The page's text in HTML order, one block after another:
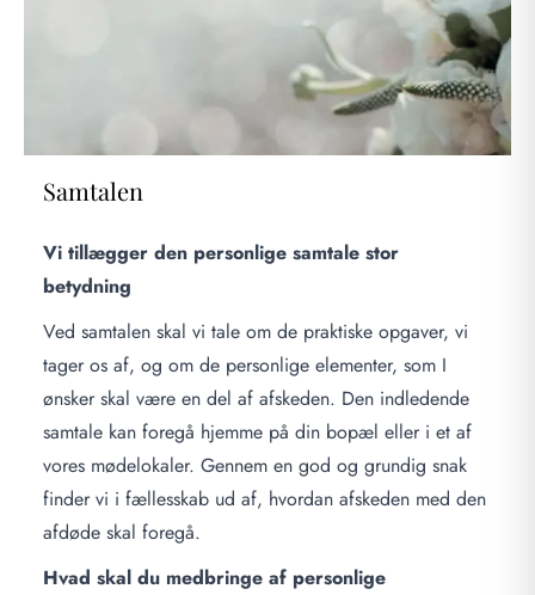
Samtalen
Vi tillægger den personlige samtale stor
betydning
Ved samtalen skal vi tale om de praktiske opgaver, vi
tager os af, og om de personlige elementer, som I
ønsker skal være en del af afskeden. Den indledende
samtale kan foregå hjemme på din bopæl eller i et af
vores mødelokaler. Gennem en god og grundig snak
finder vi i fællesskab ud af, hvordan afskeden med den
afdøde skal foregå.
Hvad skal du medbringe af personlige